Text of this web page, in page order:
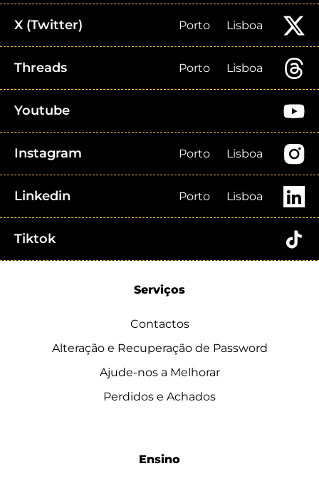
X (Twitter) Porto Lisboa
Threads Porto Lisboa
Youtube
Instagram Porto Lisboa
Linkedin Porto Lisboa
Tiktok
Serviços
Contactos
Alteração e Recuperação de Password
Ajude-nos a Melhorar
Perdidos e Achados
Ensino